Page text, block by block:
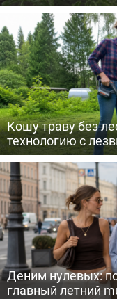
Кошу траву без
технологию с
Деним нулевых:
главный летний